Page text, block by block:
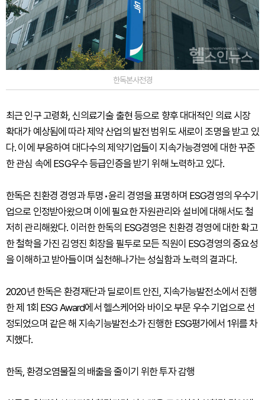
한독본사전경
최근 인구 고령화, 신의료기술 출현 등으로 향후 대대적인 의료 시장
확대가 예상됨에 따라 제약 산업의 발전 범위도 새로이 조명을 받고 있
다. 이에 부응하여 대다수의 제약기업들이 지속가능경영에 대한 꾸준
한 관심 속에 ESG우수 등급인증을 받기 위해 노력하고 있다.
한독은 친환경 경영과 투명•윤리 경영을 표명하며 ESG경영의 우수기
업으로 인정받아왔으며 이에 필요한 자원관리와 설비에 대해서도 철
저히 관리해왔다. 이러한 한독의 ESG경영은 친환경 경영에 대한 확고
한 철학을 가진 김영진 회장을 필두로 모든 직원이 ESG경영의 중요성
을 이해하고 받아들이며 실천해나가는 성실함과 노력의 결과다.
2020년 한독은 환경재단과 딜로이트 안진, 지속가능발전소에서 진행
한 제 1회 ESG Award에서 헬스케어와 바이오 부문 우수 기업으로 선
정되었으며 같은 해 지속기능발전소가 진행한 ESG평가에서 1위를 차
지했다.
한독, 환경오염물질의 배출을 줄이기 위한 투자 감행